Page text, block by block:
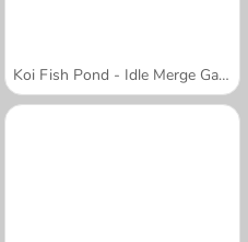
Koi Fish Pond - Idle Merge Game